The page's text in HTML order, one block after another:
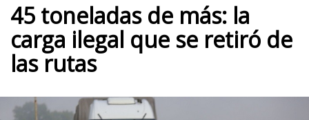
45 toneladas de más: la
carga ilegal que se retiró de
las rutas